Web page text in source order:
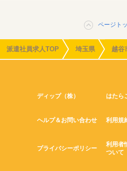
ページト
派遣社員求人TOP 埼玉県 越谷
ディップ（株） はたら
ヘルプ＆お問い合わせ 利用規
プライバシーポリシー
利用者
ついて